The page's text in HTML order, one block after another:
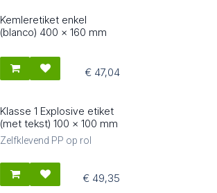
80613
Kemleretiket enkel
(blanco) 400 x 160 mm
€ 47,04
81504
Klasse 1 Explosive etiket
(met tekst) 100 x 100 mm
Zelfklevend PP op rol
€ 49,35